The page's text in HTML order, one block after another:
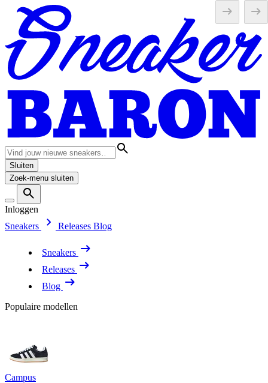
Sluiten
Zoek-menu sluiten
Inloggen
Sneakers
Releases Blog
Sneakers
Releases
Blog
Populaire modellen
Campus